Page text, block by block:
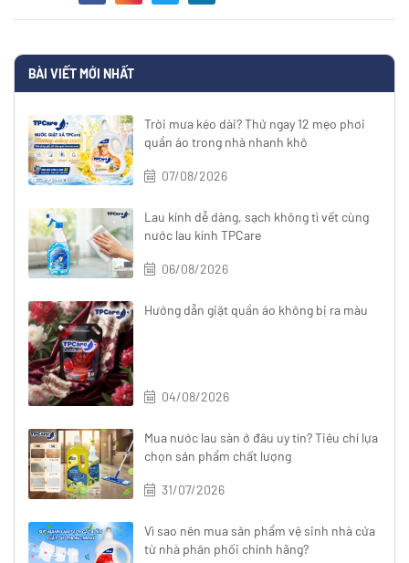
BÀI VIẾT MỚI NHẤT
Trời mưa kéo dài? Thử ngay 12 mẹo phơi
quần áo trong nhà nhanh khô
07/08/2026
Lau kính dễ dàng, sạch không tì vết cùng
nước lau kính TPCare
06/08/2026
Hướng dẫn giặt quần áo không bị ra màu
04/08/2026
Mua nước lau sàn ở đâu uy tín? Tiêu chí lựa
chọn sản phẩm chất lượng
31/07/2026
Vì sao nên mua sản phẩm vệ sinh nhà cửa
từ nhà phân phối chính hãng?